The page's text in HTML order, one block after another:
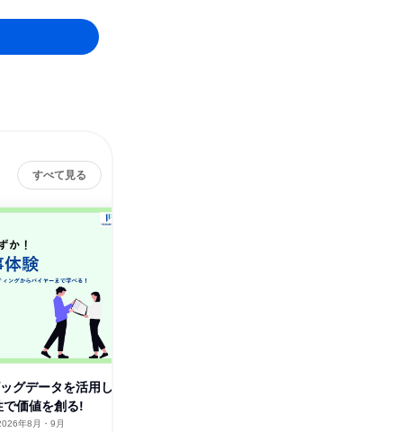
すべて見る
グデータを活用し
価値を創る!
年8月・9月